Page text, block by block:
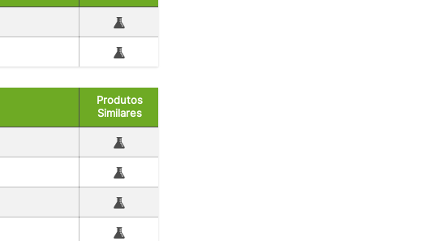
Produtos
Similares